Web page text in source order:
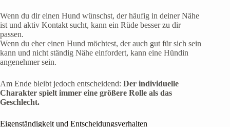
Wenn du dir einen Hund wünschst, der häufig in deiner Nähe
ist und aktiv Kontakt sucht, kann ein Rüde besser zu dir
passen.
Wenn du eher einen Hund möchtest, der auch gut für sich sein
kann und nicht ständig Nähe einfordert, kann eine Hündin
angenehmer sein.
Am Ende bleibt jedoch entscheidend: Der individuelle
Charakter spielt immer eine größere Rolle als das
Geschlecht.
Eigenständigkeit und Entscheidungsverhalten